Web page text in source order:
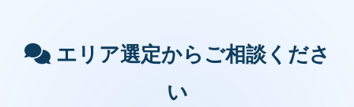
エリア選定からご相談くださ
い